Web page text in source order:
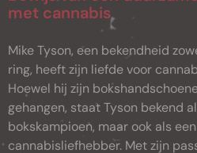
met cannabis
Mike Tyson, een bekendheid
ring, heeft zijn liefde voor
Hoewel hij zijn
gehangen, staat Tyson bekend
bokskampioen, maar ook als
cannabisliefhebber. Met zijn